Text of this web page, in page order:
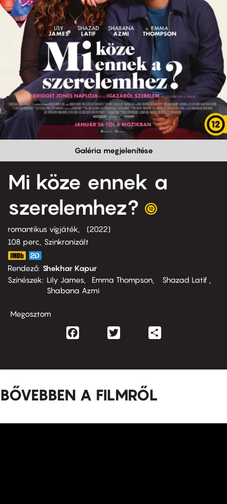
Galéria megjelenítése
Mi köze ennek a
szerelemhez?
romantikus vígjáték
2022
108 perc,
Szinkronizált
Rendező Shekhar Kapur
Színészek
Lily James Emma Thompson
Shazad Latif
Shabana Azmi
Megosztom
Facebook
BŐVEBBEN A FILMRŐL